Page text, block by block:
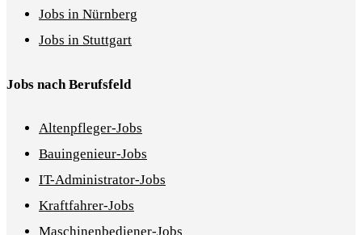
Jobs in Nürnberg
Jobs in Stuttgart
Jobs nach Berufsfeld
Altenpfleger-Jobs
Bauingenieur-Jobs
IT-Administrator-Jobs
Kraftfahrer-Jobs
Maschinenbediener-Jobs